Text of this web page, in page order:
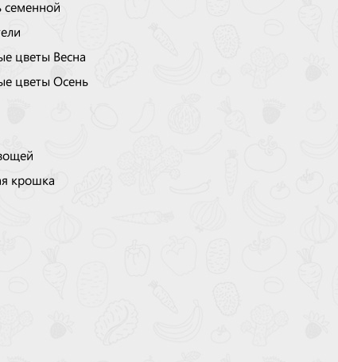
семенной
цветы Весна
цветы Осень
крошка